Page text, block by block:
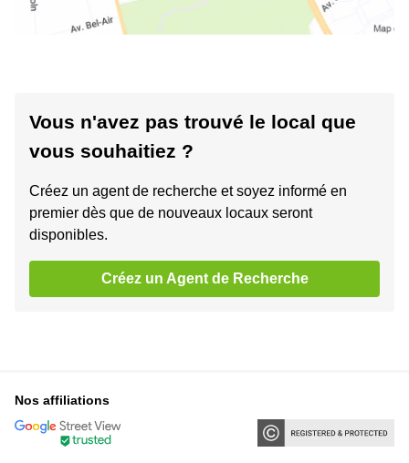
Vous n'avez pas trouvé le local que
vous souhaitiez ?
Créez un agent de recherche et soyez informé en
premier dès que de nouveaux locaux seront
disponibles.
Créez un Agent de Recherche
Nos affiliations